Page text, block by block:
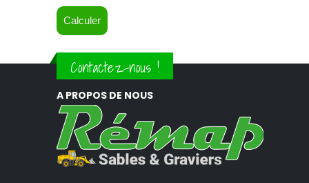
Calculer
Contactez-nous !
A PROPOS DE NOUS